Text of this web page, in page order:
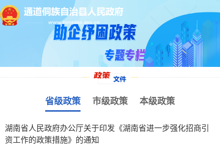
省级政策 市级政策 本级政策
湖南省人民政府办公厅关于印发《湖南省进一步强化招商引
资工作的政策措施》的通知